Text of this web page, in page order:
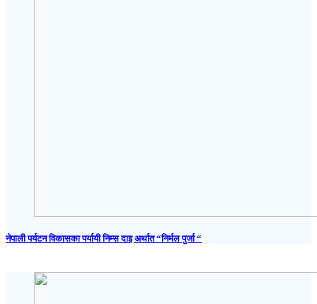
नेपाली पर्यटन विकासका पर्यायी निम्स दाइ अर्थात “निर्मल पुर्जा “